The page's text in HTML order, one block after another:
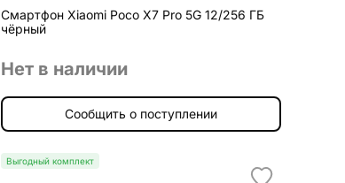
Смартфон Xiaomi Poco X7 Pro 5G 12/256 ГБ
чёрный
Нет в наличии
Сообщить о поступлении
Выгодный комплект